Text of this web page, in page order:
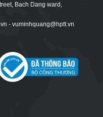
Bach Dang ward,
- vuminhquang@hptt.vn